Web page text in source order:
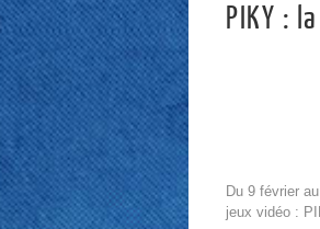
PIKY :
Du 9 février
jeux vidéo :